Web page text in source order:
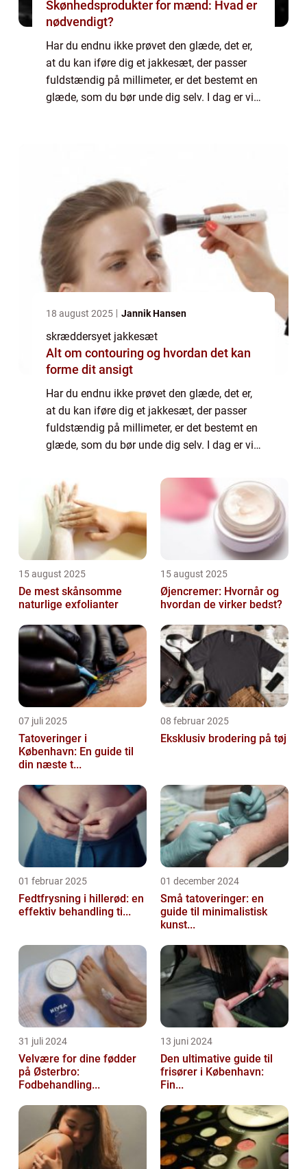
Skønhedsprodukter for mænd: Hvad er
nødvendigt?
Har du endnu ikke prøvet den glæde, det er,
at du kan iføre dig et jakkesæt, der passer
fuldstændig på millimeter, er det bestemt en
glæde, som du bør unde dig selv. I dag er vi
18 august 2025 Jannik Hansen
skræddersyet jakkesæt
Alt om contouring og hvordan det kan
forme dit ansigt
Har du endnu ikke prøvet den glæde, det er,
at du kan iføre dig et jakkesæt, der passer
fuldstændig på millimeter, er det bestemt en
glæde, som du bør unde dig selv. I dag er vi
køber noget tøj. Men når v...
15 august 2025
De mest skånsomme
naturlige exfolianter
15 august 2025
Øjencremer: Hvornår og
hvordan de virker bedst?
07 juli 2025
Tatoveringer i
København: En guide til
din næste t...
08 februar 2025
Eksklusiv brodering på tøj
01 februar 2025
Fedtfrysning i hillerød: en
effektiv behandling ti...
01 december 2024
Små tatoveringer: en
guide til minimalistisk
kunst...
31 juli 2024
Velvære for dine fødder
på Østerbro:
Fodbehandling...
13 juni 2024
Den ultimative guide til
frisører i København:
Fin...